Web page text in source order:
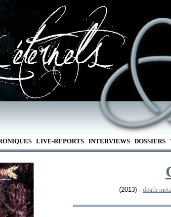
LIVE-REPORTS INTERVIEWS DOSSIERS
(2013) - death